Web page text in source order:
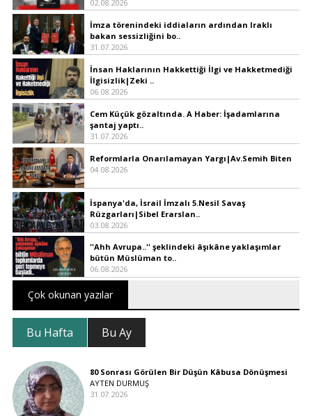
02.08.2026
İmza törenindeki iddiaların ardından Iraklı
bakan sessizliğini bo..
31.07.2026
İnsan Haklarının Hakkettiği İlgi ve Hakketmediği
İlgisizlik|Zeki ..
06.08.2026
Cem Küçük gözaltında. A Haber: İşadamlarına
şantaj yaptı..
31.07.2026
Reformlarla Onarılamayan Yargı|Av.Semih Biten
04.08.2026
İspanya'da, İsrail İmzalı 5.Nesil Savaş
Rüzgarları|Sibel Erarslan..
03.08.2026
''Ahh Avrupa..'' şeklindeki âşıkâne yaklaşımlar
bütün Müslüman to..
06.08.2026
Çok okunan yazılar
Bu Hafta Bu Ay
80 Sonrası Görülen Bir Düşün Kâbusa Dönüşmesi
AYTEN DURMUŞ
31.07.2026